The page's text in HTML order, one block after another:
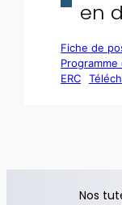
en
Fiche de
Programme
ERC
Nos